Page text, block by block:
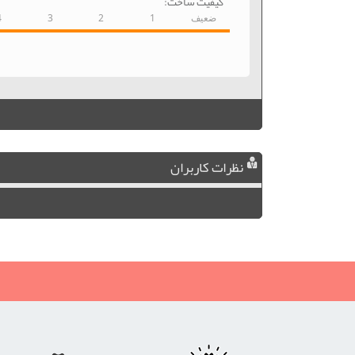
ضعیف 1
2
3
نظرات کاربران